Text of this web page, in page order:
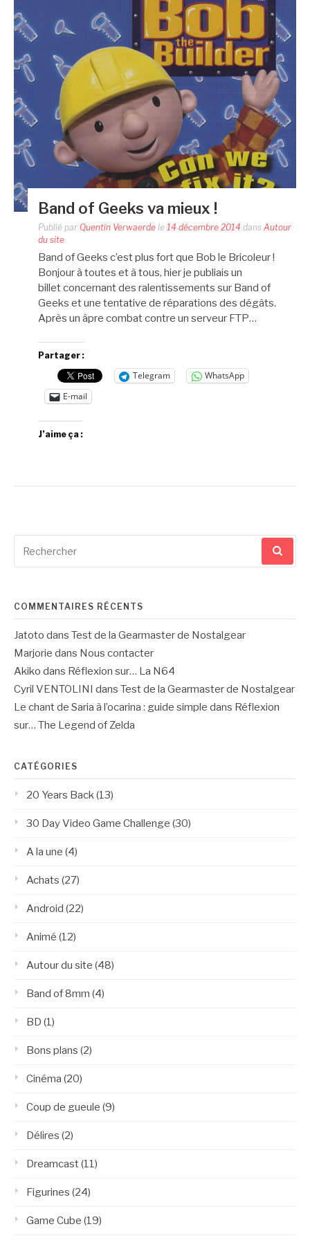
Band of Geeks va mieux !
Publié par Quentin Verwaerde le 14 décembre 2014 dans Autour
du site
Band of Geeks c’est plus fort que Bob le Bricoleur !
Bonjour à toutes et à tous, hier je publiais un
billet concernant des ralentissements sur Band of
Geeks et une tentative de réparations des dégâts.
Après un âpre combat contre un serveur FTP…
Partager :
Telegram
WhatsApp
E-mail
J’aime ça :
pour
COMMENTAIRES RÉCENTS
Jatoto dans Test de la Gearmaster de Nostalgear
Marjorie dans Nous contacter
Akiko dans Réflexion sur… La N64
Cyril VENTOLINI dans Test de la Gearmaster de Nostalgear
Le chant de Saria à l’ocarina : guide simple dans Réflexion
sur… The Legend of Zelda
CATÉGORIES
20 Years Back (13)
30 Day Video Game Challenge (30)
A la une (4)
Achats (27)
Android (22)
Animé (12)
Autour du site (48)
Band of 8mm (4)
BD (1)
Bons plans (2)
Cinéma (20)
Coup de gueule (9)
Délires (2)
Dreamcast(11)
Figurines (24)
Game Cube (19)